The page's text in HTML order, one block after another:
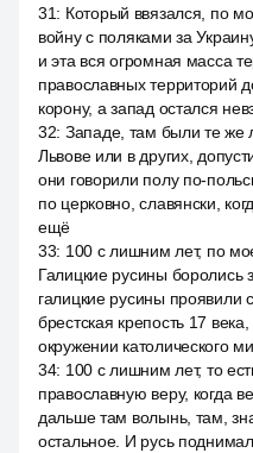
31: Который ввязался, по
войну с поляками за
и эта вся огромная масса
православных территорий
корону, а запад остался
32: Западе, там были те же
Львове или в других,
они говорили полу по-
по церковно, славянски,
ещё
33: 100 с лишним лет, по
Галицкие русины боролись
галицкие русины проявили
брестская крепость 17
окружении католического
34: 100 с лишним лет, то
православную веру, когда
дальше там волынь, там,
остальное. И русь